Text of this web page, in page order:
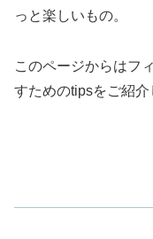
っと楽しいもの。
このページからはフ
すためのtipsをご紹介